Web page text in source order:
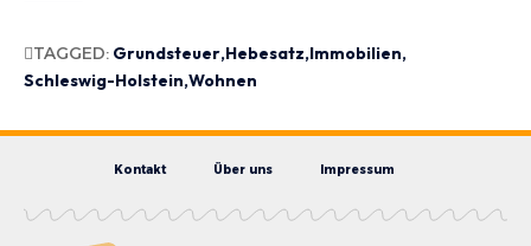
TAGGED: Grundsteuer Hebesatz Immobilien
Schleswig-Holstein Wohnen
Kontakt Über uns Impressum